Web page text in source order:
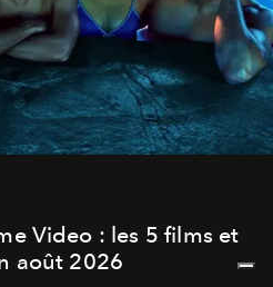
Video : les 5 films et
août 2026